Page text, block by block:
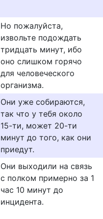
Но пожалуйста,
извольте подождать
тридцать минут, ибо
оно слишком горячо
для человеческого
организма.
Они уже собираются,
так что у тебя около
15-ти, может 20-ти
минут до того, как они
приедут.
Они выходили на связь
с полком примерно за 1
час 10 минут до
инцидента.